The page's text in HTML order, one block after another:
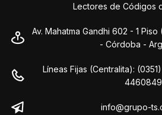
Lectores de Códigos
Av. Mahatma Gandhi 602 - 1
- Córdoba -
Líneas Fijas (Centralita):
4460849
info@grupo-